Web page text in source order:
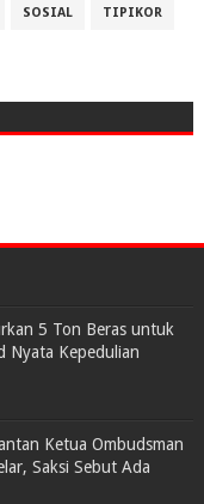
SOSIAL TIPIKOR
5 Ton Beras untuk
Nyata Kepedulian
Ketua Ombudsman
Saksi Sebut Ada